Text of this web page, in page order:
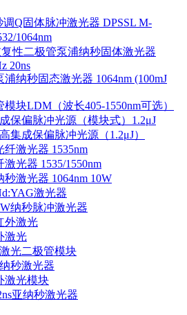
Q固体脉冲激光器 DPSSL M-
1064nm
性二极管泵浦纳秒固体激光器
20ns
纳秒固态激光器 1064nm (100mJ
块LDM（波长405-1550nm可选）
保偏脉冲光源（模块式）1.2μJ
集成保偏脉冲光源（1.2μJ）
激光器 1535nm
光器 1535/1550nm
激光器 1064nm 10W
激光器
纳秒脉冲激光器
外激光
激光
光二极管模块
秒激光器
激光模块
亚纳秒激光器